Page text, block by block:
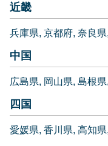
近畿
兵庫県 京都府 奈良県
中国
広島県 岡山県 島根県
四国
愛媛県 香川県 高知県